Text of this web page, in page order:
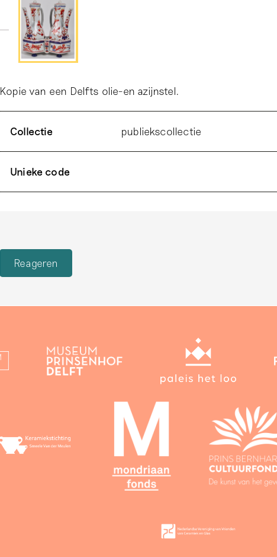
Kopie van een Delfts olie-en azijnstel.
Collectie publiekscollectie
Unieke code
Reageren